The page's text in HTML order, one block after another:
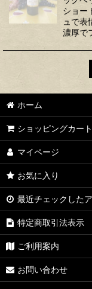
ショー
ュで表
濃厚で
ホーム
ショッピングカート
マイページ
お気に入り
最近チェックした
特定商取引法表示
ご利用案内
お問い合わせ